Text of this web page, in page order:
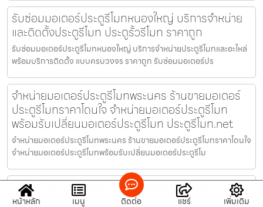
รับซ่อมมอเตอร์ประตูรีโมทหนองใหญ่ บริการจำหน่าย
และติดตั้งประตูรีโมท ประตูรั้วรีโมท ราคาถูก
รับซ่อมมอเตอร์ประตูรีโมทหนองใหญ่ บริการจำหน่ายประตูรีโมทและอะไหล่
พร้อมบริการติดตั้ง แบบครบวงจร ราคาถูก รับซ่อมมอเตอร์ปร
จำหน่ายมอเตอร์ประตูรีโมทพระนคร ร้านขายมอเตอร์
ประตูรีโมทราคาโดนใจ จำหน่ายมอเตอร์ประตูรีโมท
พร้อมรับเปลี่ยนมอเตอร์ประตูรีโมท ประตูรีโมท.net
จำหน่ายมอเตอร์ประตูรีโมทพระนคร ร้านขายมอเตอร์ประตูรีโมทราคาโดนใจ
จำหน่ายมอเตอร์ประตูรีโมทพร้อมรับเปลี่ยนมอเตอร์ประตูรีโม
บริการติดตั้งและซ่อมประตูรีโมทพระราม 9 ประตูเสีย
เรียกช่างซ่อมประตูรีโมท บริการรับซ่อมประตูรีโมทถึงที่
หน้าหลัก เมนู ติดต่อ แชร์ เพิ่มเติม